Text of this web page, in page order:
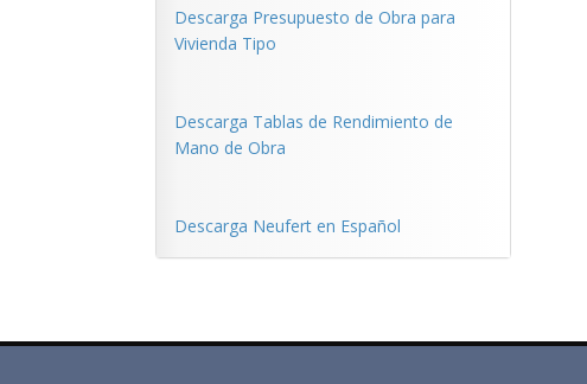
Descarga Presupuesto de Obra para
Vivienda Tipo
Descarga Tablas de Rendimiento de
Mano de Obra
Descarga Neufert en Español